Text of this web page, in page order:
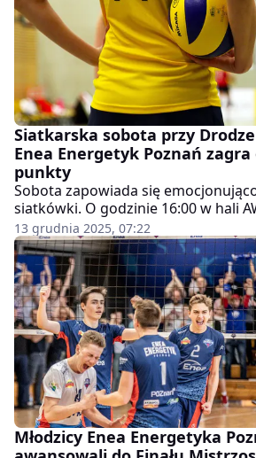
Siatkarska sobota przy
Enea Energetyk Poznań
punkty
Sobota zapowiada się
siatkówki. O godzinie 16:00 w hali
Dębińskiej Enea Energetyk Poznań
spotkanie w ramach 2 ligi
poznanianek będzie drużyna SMS
13 grudnia 2025, 07:22
Młodzicy Enea Energetyka